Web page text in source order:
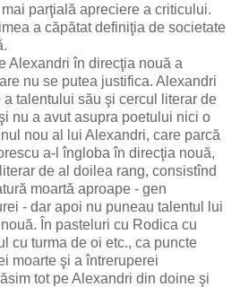
parţială apreciere a criticului.
a căpătat definiţia de societate
Alexandri în direcţia nouă a
nu se putea justifica. Alexandri
talentului său şi cercul literar de
nu a avut asupra poetului nici o
nou al lui Alexandri, care parcă
a-l îngloba în direcţia nouă,
de al doilea rang, consistînd
moartă aproape - gen
- dar apoi nu puneau talentul lui
În pasteluri cu Rodica cu
cu turma de oi etc., ca puncte
moarte şi a întreruperei
tot pe Alexandri din doine şi